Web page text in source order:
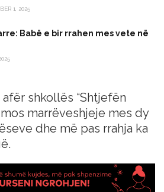
1, 2025
Babë e bir rrahen mes vete në
shkollës “Shtjefën
marrëveshjeje mes dy
dhe më pas rrahja ka